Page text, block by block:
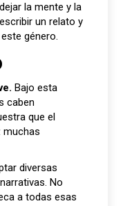
la mente y la
un relato y
género.
Bajo esta
caben
que el
muchas
diversas
No
a todas esas